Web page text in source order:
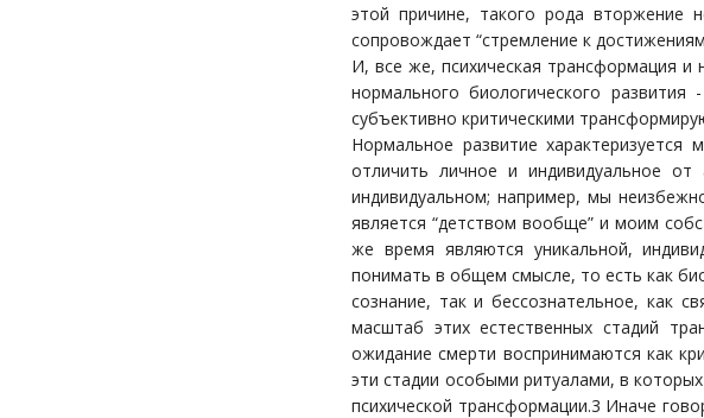
этой причине, такого рода вторжение
сопровождает “стремление к
И, все же, психическая трансформация
нормального биологического
субъективно критическими
Нормальное развитие
отличить личное и индивидуальное
индивидуальном; например, мы
является “детством вообще” и моим
же время являются уникальной,
понимать в общем смысле, то есть как
сознание, так и бессознательное, как
масштаб этих естественных стадий
ожидание смерти воспринимаются как
эти стадии особыми ритуалами, в
психической трансформации.3 Иначе